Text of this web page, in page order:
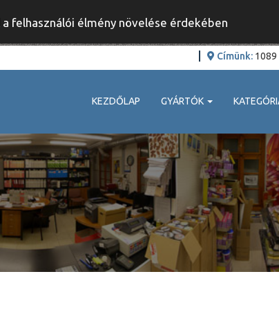
felhasználói élmény növelése érdekében
Címünk: 1089
KEZDŐLAP GYÁRTÓK